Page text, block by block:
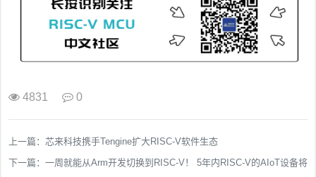
4831 0
上一篇： 芯来科技携手Tengine扩大RISC-V软件生态
下一篇： 一周就能从Arm开发切换到RISC-V！ 5年内RISC-V的AIoT设备将